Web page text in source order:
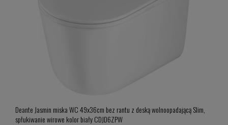
Deante Jasmin miska WC 49x36cm bez rantu z deską wolnoopadającą Slim,
spłukiwanie wirowe kolor biały CDJD6ZPW